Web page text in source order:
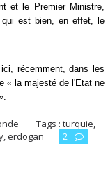
et le Premier Ministre,
qui est bien, en effet, le
récemment, dans les
« la majesté de l'Etat ne
Tags :turquie,
,erdogan 2